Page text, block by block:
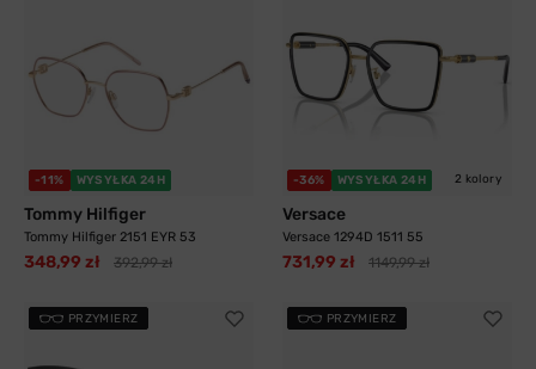
-11% WYSYŁKA 24H
Tommy Hilfiger
Tommy Hilfiger 2151 EYR 53
348,99 zł 392,99 zł
-36% WYSYŁKA 24H 2 kolory
Versace
Versace 1294D 1511 55
731,99 zł 1149,99 zł
PRZYMIERZ PRZYMIERZ